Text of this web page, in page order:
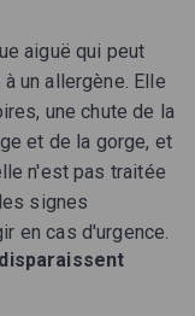
aiguë qui peut
un allergène. Elle
une chute de la
et de la gorge, et
n'est pas traitée
signes
en cas d'urgence.